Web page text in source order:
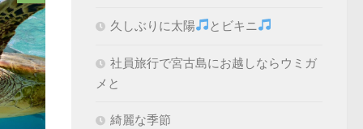
久しぶりに太陽 とビキニ
社員旅行で宮古島にお越しならウミガ
メと
綺麗な季節